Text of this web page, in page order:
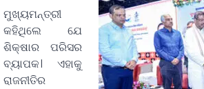
ମୁଖ୍ୟମନ୍ତ୍ରୀ
କହିଥିଲେ ଯେ
ଶିକ୍ଷାର ପରିସର
ବ୍ୟାପକ। ଏହାକୁ
ରାଜନୀତିର